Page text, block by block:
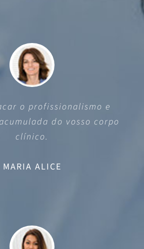
o profissionalismo e
do vosso corpo
clínico.
MARIA ALICE